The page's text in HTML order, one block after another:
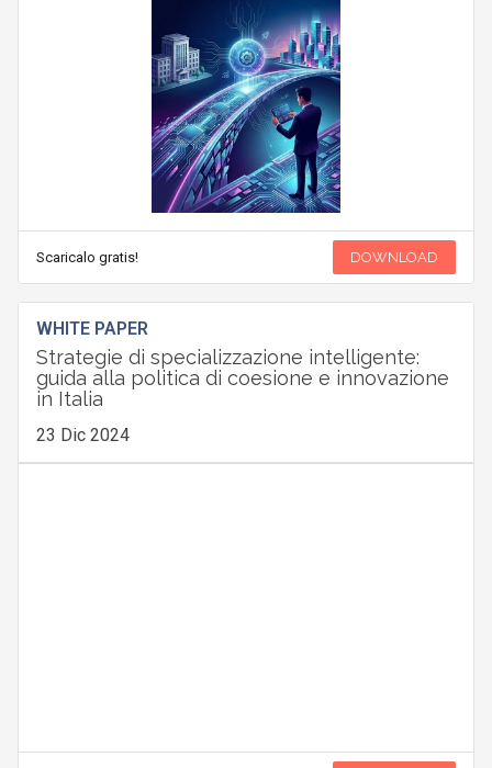
Scaricalo gratis! DOWNLOAD
WHITE PAPER
Strategie di specializzazione intelligente:
guida alla politica di coesione e innovazione
in Italia
23 Dic 2024